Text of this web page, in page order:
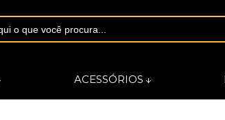
ACESSÓRIOS